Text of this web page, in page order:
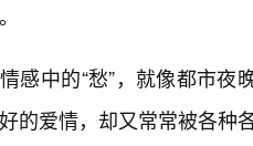
感中的“愁”，就像都市
的爱情，却又常常被各种